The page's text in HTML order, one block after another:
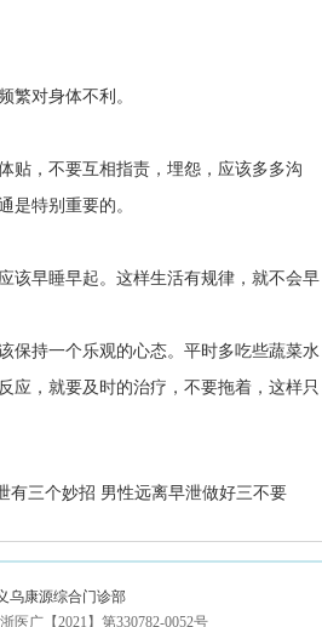
对身体不利。
，不要互相指责，埋怨，应该多多沟
是特别重要的。
早睡早起。这样生活有规律，就不会早
持一个乐观的心态。平时多吃些蔬菜水
应，就要及时的治疗，不要拖着，这样只
有三个妙招 男性远离早泄做好三不要
乌康源综合门诊部
医广【2021】第330782-0052号